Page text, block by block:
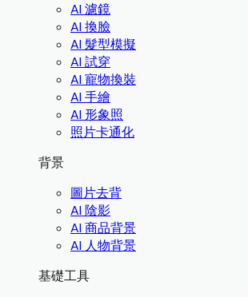
AI 濾鏡
AI 換臉
AI 髮型模擬
AI 試穿
AI 寵物換裝
AI 手繪
AI 形象照
照片卡通化
背景
圖片去背
AI 陰影
AI 商品背景
AI 人物背景
基礎工具